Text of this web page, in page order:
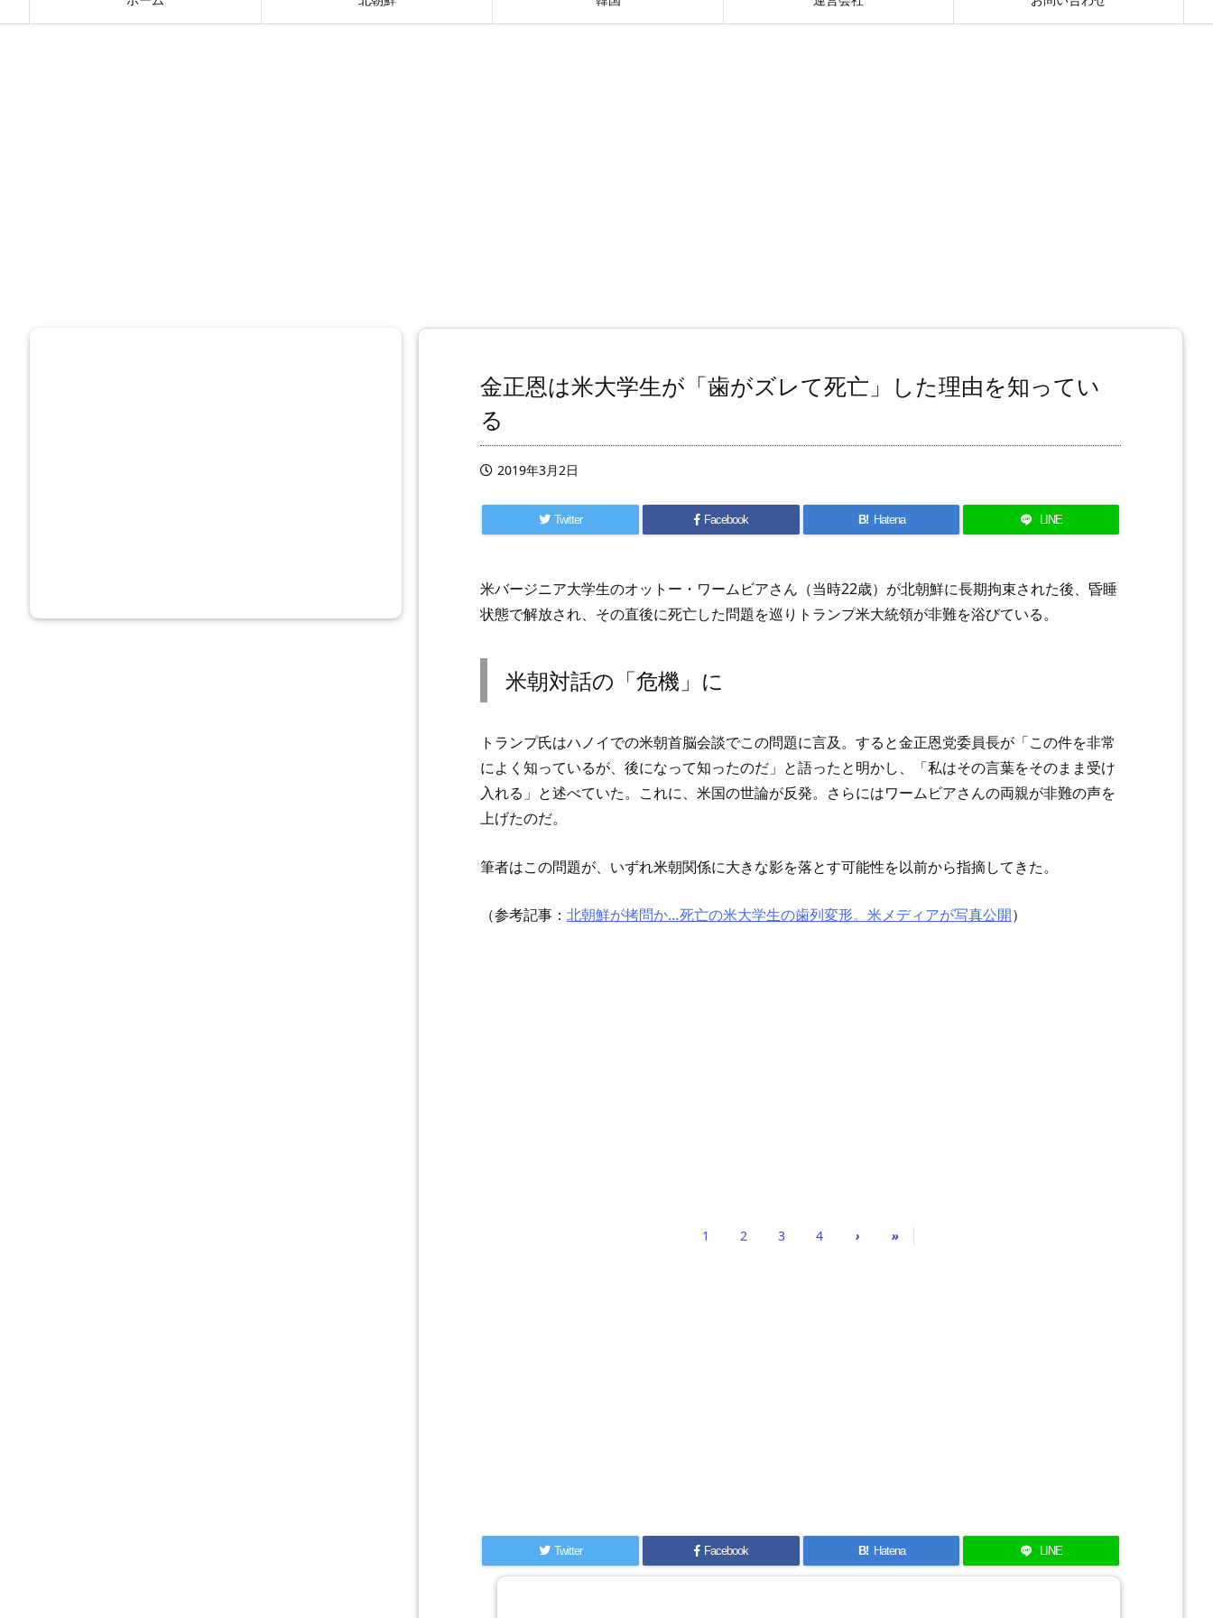
金正恩は米大学生が「歯がズレて死亡」した理由を知ってい
る
2019年3月2日
Twitter Facebook B! Hatena LINE
米バージニア大学生のオットー・ワームビアさん（当時22歳）が北朝鮮に長期拘束された後、昏睡
状態で解放され、その直後に死亡した問題を巡りトランプ米大統領が非難を浴びている。
米朝対話の「危機」に
トランプ氏はハノイでの米朝首脳会談でこの問題に言及。すると金正恩党委員長が「この件を非常
によく知っているが、後になって知ったのだ」と語ったと明かし、「私はその言葉をそのまま受け
入れる」と述べていた。これに、米国の世論が反発。さらにはワームビアさんの両親が非難の声を
上げたのだ。
筆者はこの問題が、いずれ米朝関係に大きな影を落とす可能性を以前から指摘してきた。
（参考記事： 北朝鮮が拷問か…死亡の米大学生の歯列変形。米メディアが写真公開）
1 2 3 4 › »
Twitter Facebook B! Hatena LINE